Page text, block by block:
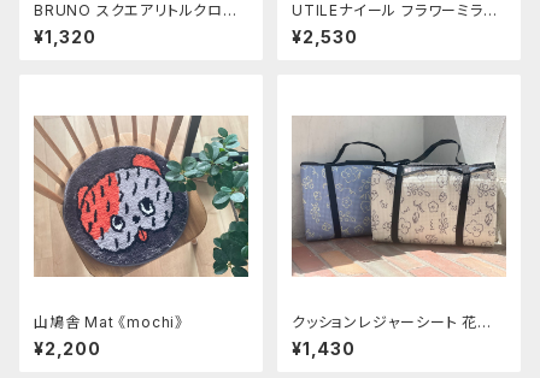
BRUNO スクエアリトルクロッ
ク レッド
¥1,320
UTILEナイール フラワーミラー
Sサイズ
¥2,530
山鳩舎 Mat 《mochi》
¥2,200
クッションレジャーシート 花柄
Mサイズ
¥1,430